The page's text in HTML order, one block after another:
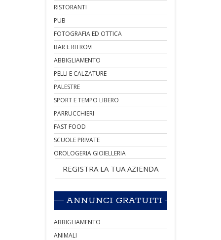
RISTORANTI
PUB
FOTOGRAFIA ED OTTICA
BAR E RITROVI
ABBIGLIAMENTO
PELLI E CALZATURE
PALESTRE
SPORT E TEMPO LIBERO
PARRUCCHIERI
FAST FOOD
SCUOLE PRIVATE
OROLOGERIA GIOIELLERIA
REGISTRA LA TUA AZIENDA
ANNUNCI GRATUITI
ABBIGLIAMENTO
ANIMALI